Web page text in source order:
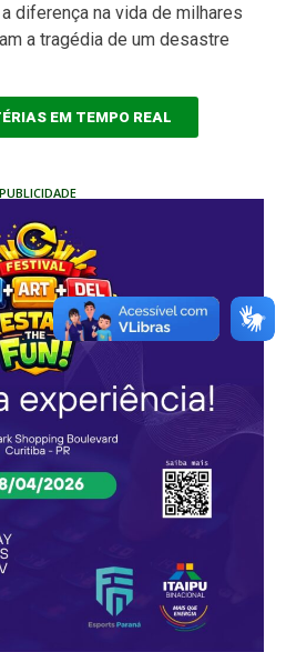
diferença na vida de milhares
a tragédia de um desastre
EM TEMPO REAL
PUBLICIDADE